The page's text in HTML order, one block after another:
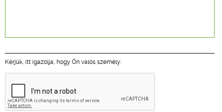
Kérjük, itt igazolja, hogy Ön valós személy: